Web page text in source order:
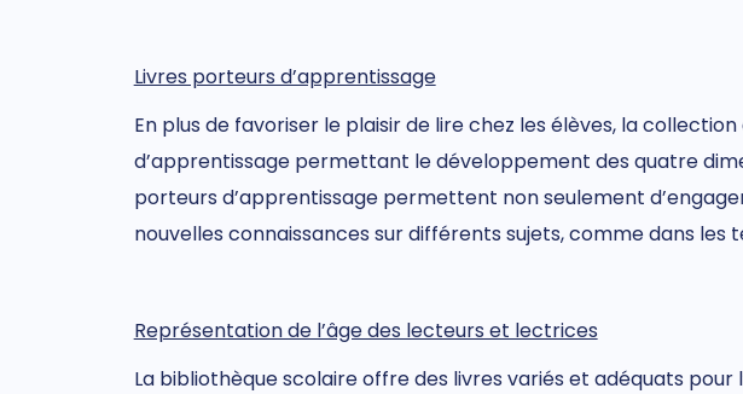
Livres porteurs d’apprentissage
En plus de favoriser le plaisir de lire chez les élèves, la
d’apprentissage permettant le développement des quatre
porteurs d’apprentissage permettent non seulement
nouvelles connaissances sur différents sujets, comme dans les
Représentation de l’âge des lecteurs et lectrices
La bibliothèque scolaire offre des livres variés et adéquats